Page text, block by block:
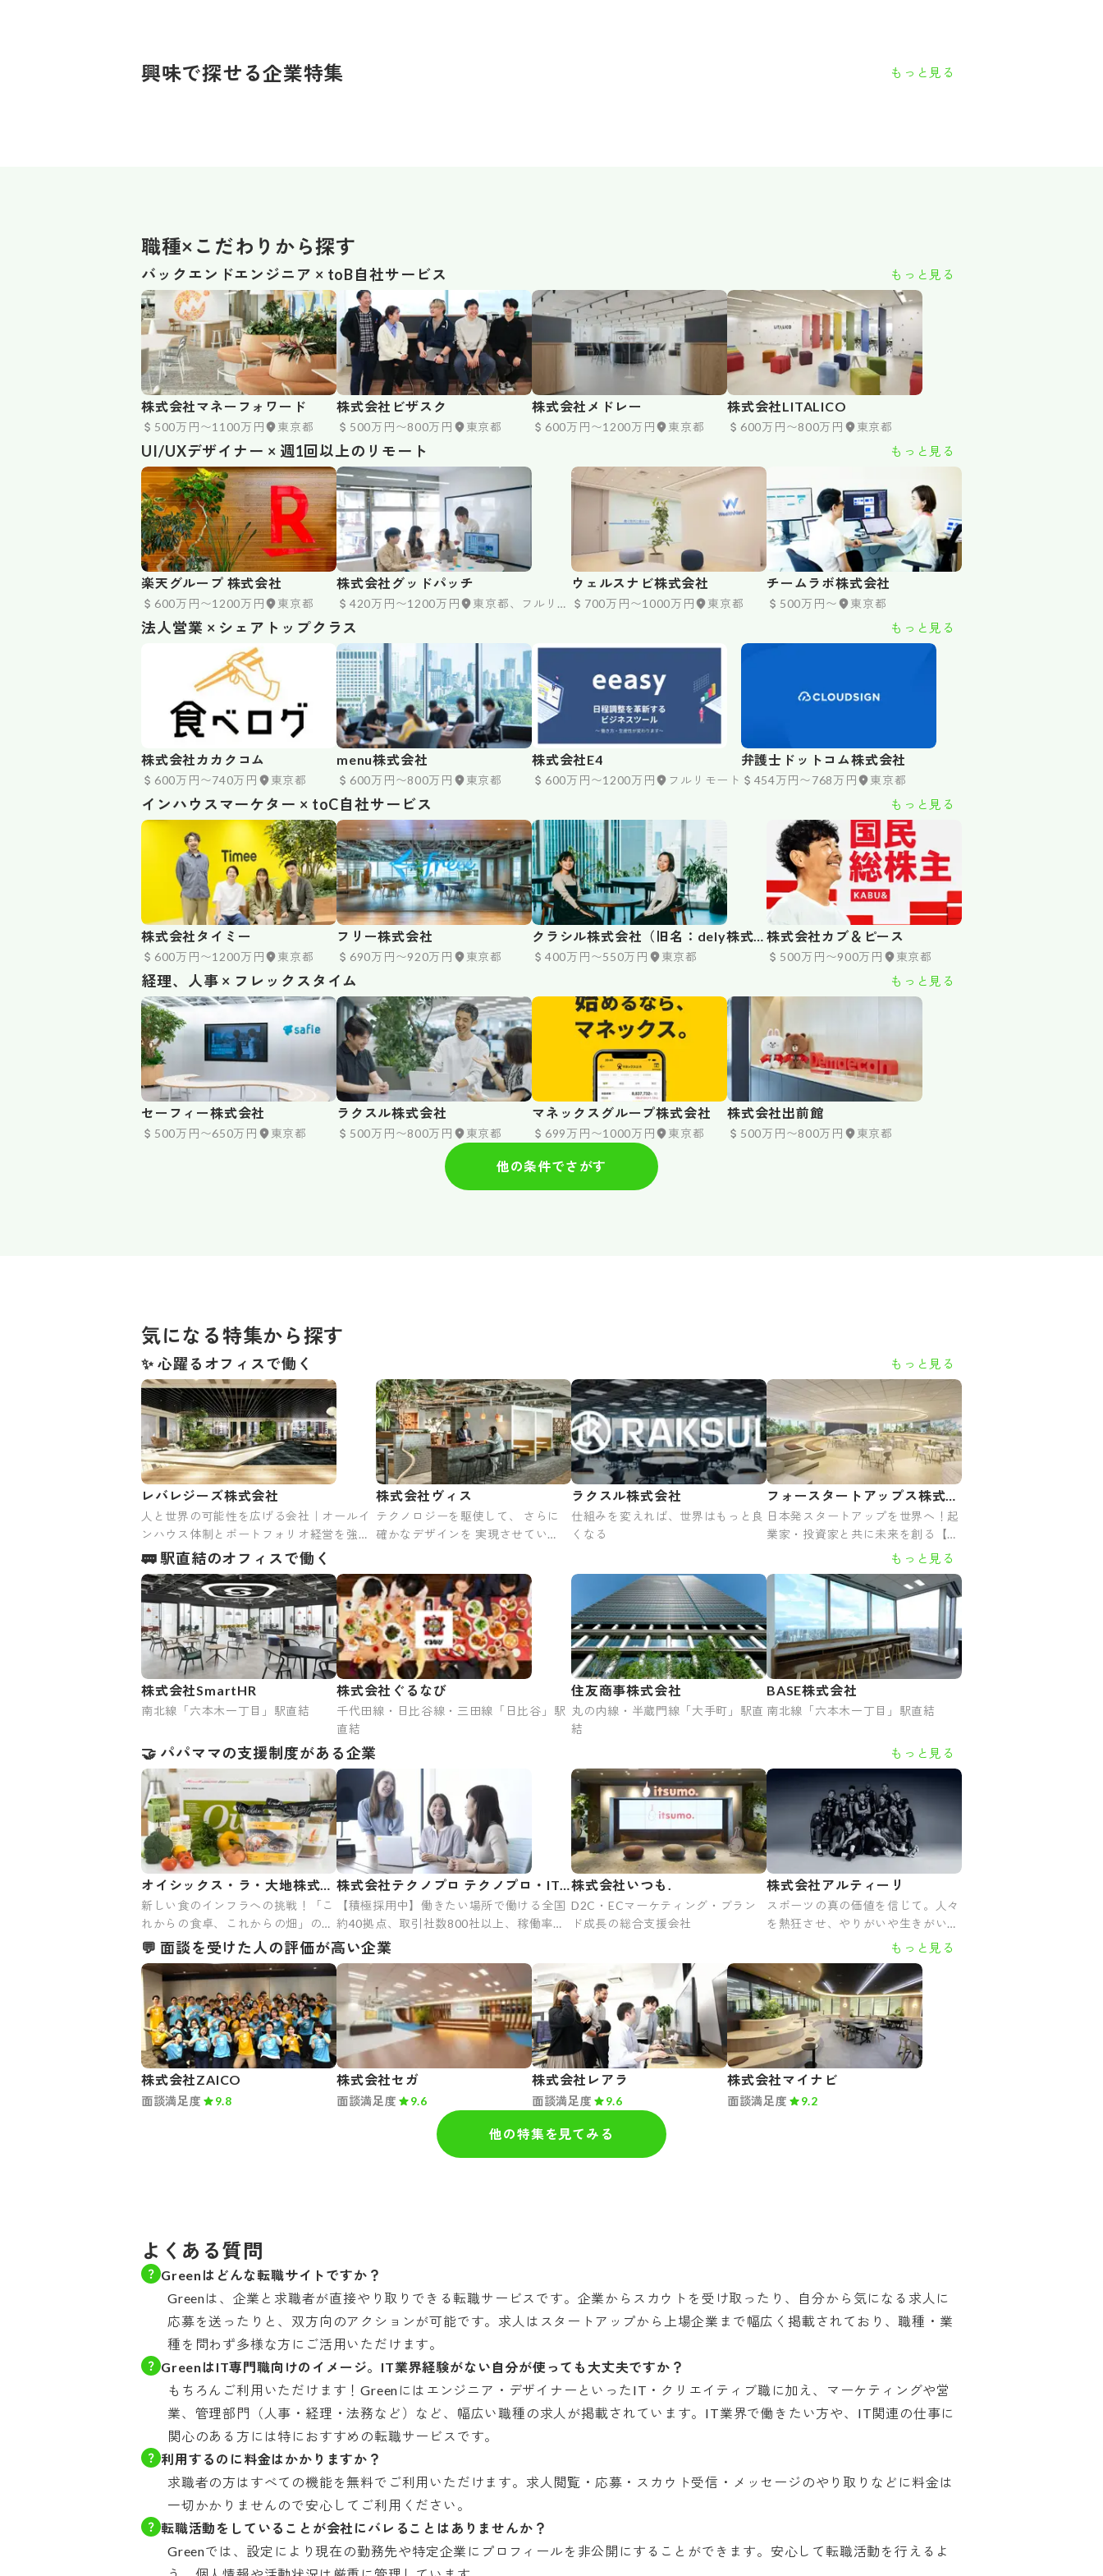
興味で探せる企業特集 もっと見る
職種×こだわりから探す
バックエンドエンジニア × toB自社サービス もっと見る
株式会社マネーフォワード
500万円〜1100万円 東京都
株式会社ビザスク
500万円〜800万円 東京都
株式会社メドレー
600万円〜1200万円 東京都
株式会社LITALICO
600万円〜800万円 東京都
UI/UXデザイナー × 週1回以上のリモート もっと見る
楽天グループ 株式会社
600万円〜1200万円 東京都
株式会社グッドパッチ
420万円〜1200万円
東京都、フルリモ
ウェルスナビ株式会社
700万円〜1000万円 東京都
チームラボ株式会社
500万円〜 東京都
法人営業 × シェアトップクラス もっと見る
株式会社カカクコム
600万円〜740万円 東京都
menu株式会社
600万円〜800万円 東京都
株式会社E4
600万円〜1200万円 フルリモート
弁護士ドットコム株式会社
454万円〜768万円 東京都
インハウスマーケター × toC自社サービス もっと見る
株式会社タイミー
600万円〜1200万円 東京都
フリー株式会社
690万円〜920万円 東京都
クラシル株式会社（旧名：dely株式
会社）
400万円〜550万円 東京都
株式会社カブ＆ピース
500万円〜900万円 東京都
経理、人事 × フレックスタイム もっと見る
セーフィー株式会社
500万円〜650万円 東京都
ラクスル株式会社
500万円〜800万円 東京都
マネックスグループ株式会社
699万円〜1000万円 東京都
株式会社出前館
500万円〜800万円 東京都
他の条件でさがす
気になる特集から探す
✨ 心躍るオフィス️で働く もっと見る
レバレジーズ株式会社
人と世界の可能性を広げる会社｜オールイ
ンハウス体制とポートフォリオ経営を強み
に国内外の成長領域に進出｜2005年創業で
年商1,428億円規模に成長中！
株式会社ヴィス
テクノロジーを駆使して、 さらに
確かなデザインを 実現させてい
ラクスル株式会社
仕組みを変えれば、世界はもっと良
くなる
フォースタートアップス株式会
社
日本発スタートアップを世界へ！起
業家・投資家と共に未来を創る【第
二創業期/麻布台ヒルズ】
🚃 駅直結のオフィスで働く もっと見る
株式会社SmartHR
南北線「六本木一丁目」駅直結
株式会社ぐるなび
千代田線・日比谷線・三田線「日比谷」駅
直結
住友商事株式会社
丸の内線・半蔵門線「大手町」駅直
結
BASE株式会社
南北線「六本木一丁目」駅直結
🤝 パパママの支援制度がある企業 もっと見る
オイシックス・ラ・大地株式会
社
新しい食のインフラへの挑戦！「こ
れからの食卓、これからの畑」の未
来をつくり続ける
株式会社テクノプロ テクノプロ・IT
社
【積極採用中】働きたい場所で働ける全国
約40拠点、取引社数800社以上、稼働率
95.1%、平均残業時間11.1時間、資格補助
株式会社いつも.
D2C・ECマーケティング・ブラン
ド成長の総合支援会社
株式会社アルティーリ
スポーツの真の価値を信じて。人々
を熱狂させ、やりがいや生きがいを
💬 面談を受けた人の評価が高い企業 もっと見る
株式会社ZAICO
面談満足度 9.8
株式会社セガ
面談満足度 9.6
株式会社レアラ
面談満足度 9.6
株式会社マイナビ
面談満足度 9.2
他の特集を見てみる
よくある質問
Greenはどんな転職サイトですか？
Greenは、企業と求職者が直接やり取りできる転職サービスです。企業からスカウトを受け取ったり、自分から気になる求人に
応募を送ったりと、双方向のアクションが可能です。求人はスタートアップから上場企業まで幅広く掲載されており、職種・業
種を問わず多様な方にご活用いただけます。
GreenはIT専門職向けのイメージ。IT業界経験がない自分が使っても大丈夫ですか？
もちろんご利用いただけます！Greenにはエンジニア・デザイナーといったIT・クリエイティブ職に加え、マーケティングや営
業、管理部門（人事・経理・法務など）など、幅広い職種の求人が掲載されています。IT業界で働きたい方や、IT関連の仕事に
関心のある方には特におすすめの転職サービスです。
利用するのに料金はかかりますか？
求職者の方はすべての機能を無料でご利用いただけます。求人閲覧・応募・スカウト受信・メッセージのやり取りなどに料金は
一切かかりませんので安心してご利用ください。
転職活動をしていることが会社にバレることはありませんか？
Greenでは、設定により現在の勤務先や特定企業にプロフィールを非公開にすることができます。安心して転職活動を行えるよ